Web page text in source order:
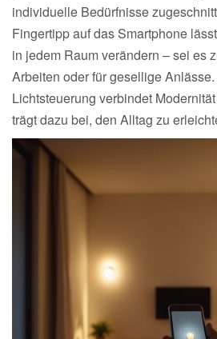
individuelle Bedürfnisse
Fingertipp auf das Smartphone
in jedem Raum verändern – sei es
Arbeiten oder für gesellige
Lichtsteuerung verbindet
trägt dazu bei, den Alltag zu